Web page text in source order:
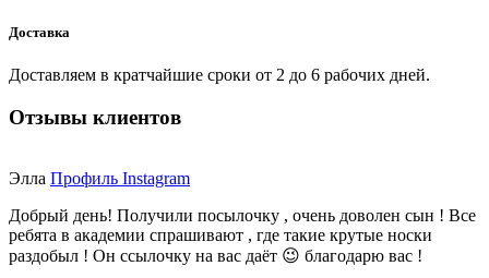
Доставка
Доставляем в кратчайшие сроки от 2 до 6 рабочих дней.
Отзывы клиентов
Элла Профиль Instagram
Добрый день! Получили посылочку , очень доволен сын ! Все
ребята в академии спрашивают , где такие крутые носки
раздобыл ! Он ссылочку на вас даёт 😉 благодарю вас !